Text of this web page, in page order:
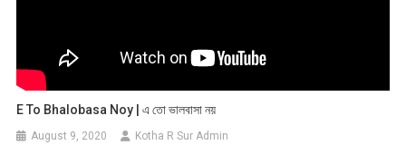
E To Bhalobasa Noy | এ তো ভালবাসা ন​য়
August 9, 2020 Kotha R Sur Admin